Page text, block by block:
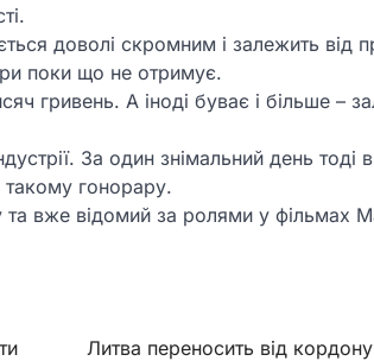
доволі скромним і залежить від
поки що не отримує.
гривень. А іноді буває і більше –
За один знімальний день тоді
такому гонорару.
та вже відомий за ролями у фільмах
Литва переносить від кордону